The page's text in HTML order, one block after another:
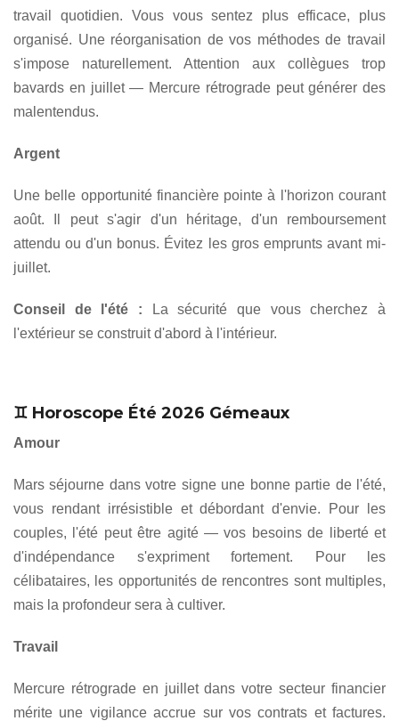
travail quotidien. Vous vous sentez plus efficace, plus
organisé. Une réorganisation de vos méthodes de travail
s'impose naturellement. Attention aux collègues trop
bavards en juillet — Mercure rétrograde peut générer des
malentendus.
Argent
Une belle opportunité financière pointe à l'horizon courant
août. Il peut s'agir d'un héritage, d'un remboursement
attendu ou d'un bonus. Évitez les gros emprunts avant mi-
juillet.
Conseil de l'été : La sécurité que vous cherchez à
l'extérieur se construit d'abord à l'intérieur.
♊ Horoscope Été 2026 Gémeaux
Amour
Mars séjourne dans votre signe une bonne partie de l'été,
vous rendant irrésistible et débordant d'envie. Pour les
couples, l'été peut être agité — vos besoins de liberté et
d'indépendance s'expriment fortement. Pour les
célibataires, les opportunités de rencontres sont multiples,
mais la profondeur sera à cultiver.
Travail
Mercure rétrograde en juillet dans votre secteur financier
mérite une vigilance accrue sur vos contrats et factures.